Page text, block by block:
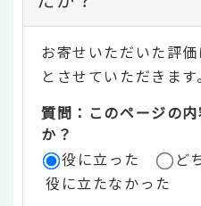
テ
ン
ツ
評
価
お寄せいただいた評
とさせていただきます。
質問：このページの
か？
役に立った
ど
役に立たなかった